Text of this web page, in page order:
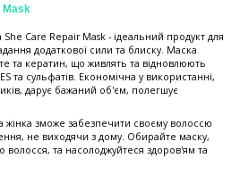
Mask
Care Repair Mask - ідеальний продукт для
додаткової сили та блиску. Маска
та кератин, що живлять та відновлюють
та сульфатів. Економічна у використанні,
дарує бажаний об'єм, полегшує
жінка зможе забезпечити своєму волоссю
не виходячи з дому. Обирайте маску,
волосся, та насолоджуйтеся здоров'ям та